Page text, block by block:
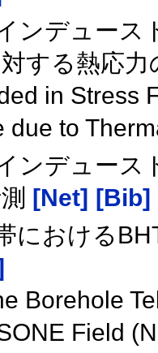
ンデュー
する熱応
in Stress
due to
ンデュー
[Net] [Bib]
における
Borehole
Field